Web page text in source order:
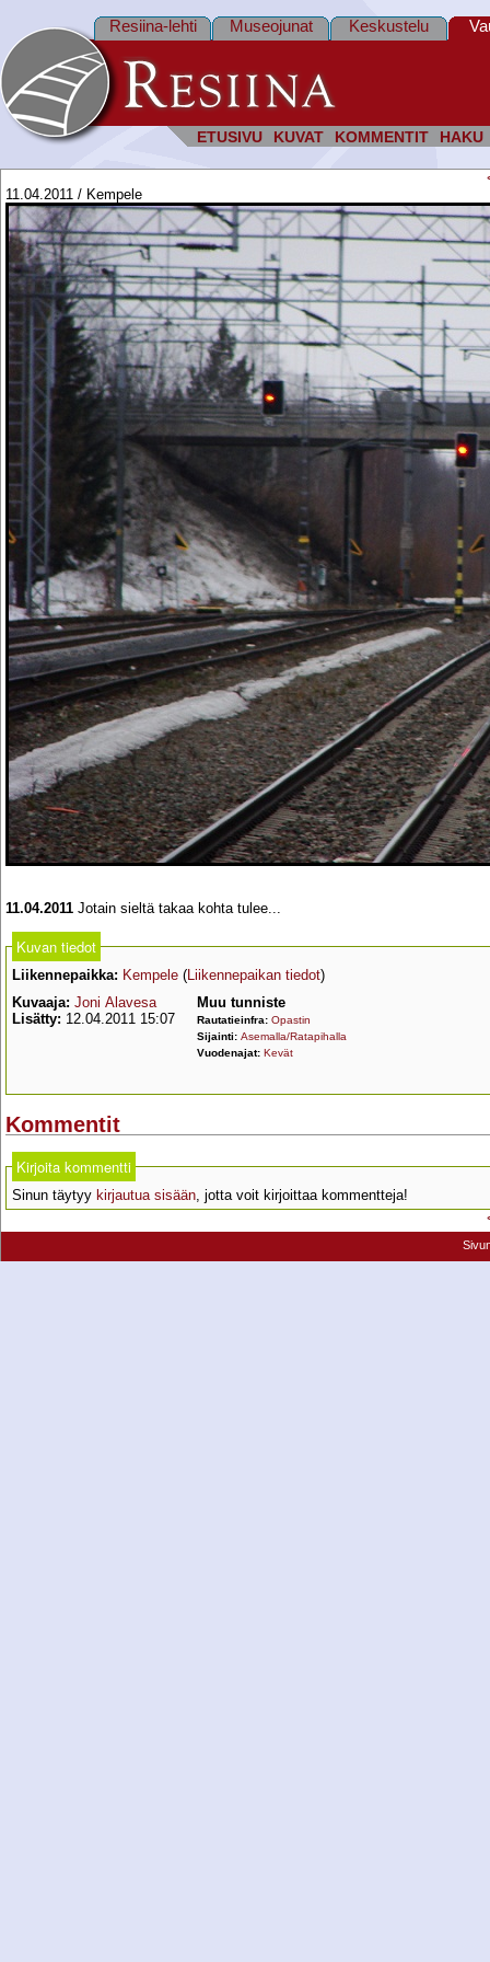
ETUSIVU KUVAT KOMMENTIT HAKU
Resiina-lehti Museojunat Keskustelu
11.04.2011 / Kempele
11.04.2011 Jotain sieltä takaa kohta tulee...
Kuvan tiedot
Liikennepaikka: Kempele (Liikennepaikan tiedot)
Kuvaaja: Joni Alavesa
Lisätty: 12.04.2011 15:07
Muu tunniste
Rautatieinfra: Opastin
Sijainti: Asemalla/Ratapihalla
Vuodenajat: Kevät
Kommentit
Kirjoita kommentti
Sinun täytyy kirjautua sisään, jotta voit kirjoittaa kommentteja!